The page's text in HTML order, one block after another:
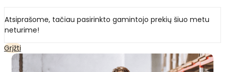
Atsiprašome, tačiau pasirinkto gamintojo prekių šiuo metu
neturime!
Grįžti